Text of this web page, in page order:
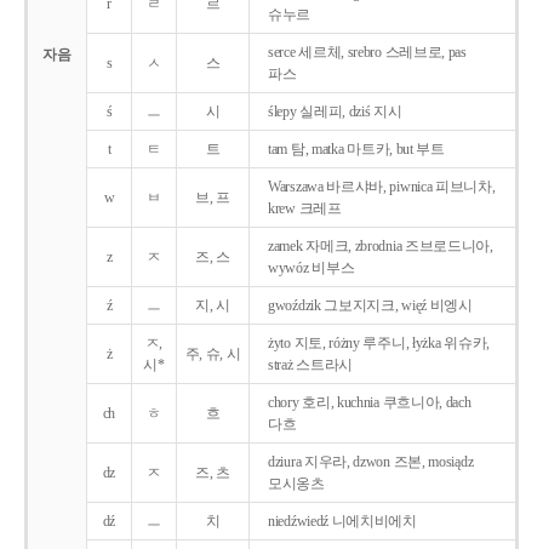
자음
r ㄹ 르
슈누르
s ㅅ 스
serce 세르체, srebro 스레브로, pas
파스
ś ㅡ 시 ślepy 실레피, dziś 지시
t ㅌ 트 tam 탐, matka 마트카, but 부트
w ㅂ 브, 프
Warszawa 바르샤바, piwnica 피브니차,
krew 크레프
z ㅈ 즈, 스
zamek 자메크, zbrodnia 즈브로드니아,
wywóz 비부스
ź ㅡ 지, 시 gwoździk 그보지지크, więź 비엥시
ż
ㅈ,
시*
주, 슈, 시
żyto 지토, różny 루주니, łyżka 위슈카,
straż 스트라시
ch ㅎ 흐
chory 호리, kuchnia 쿠흐니아, dach
다흐
dz ㅈ 즈, 츠
dziura 지우라, dzwon 즈본, mosiądz
모시옹츠
dź ㅡ 치 niedźwiedź 니에치비에치